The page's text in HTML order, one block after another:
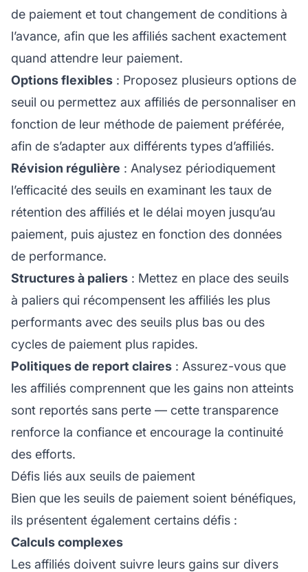
de paiement et tout changement de conditions à
l’avance, afin que les affiliés sachent exactement
quand attendre leur paiement.
Options flexibles : Proposez plusieurs options de
seuil ou permettez aux affiliés de personnaliser en
fonction de leur méthode de paiement préférée,
afin de s’adapter aux différents types d’affiliés.
Révision régulière : Analysez périodiquement
l’efficacité des seuils en examinant les taux de
rétention des affiliés et le délai moyen jusqu’au
paiement, puis ajustez en fonction des données
de performance.
Structures à paliers : Mettez en place des seuils
à paliers qui récompensent les affiliés les plus
performants avec des seuils plus bas ou des
cycles de paiement plus rapides.
Politiques de report claires : Assurez-vous que
les affiliés comprennent que les gains non atteints
sont reportés sans perte — cette transparence
renforce la confiance et encourage la continuité
des efforts.
Défis liés aux seuils de paiement
Bien que les seuils de paiement soient bénéfiques,
ils présentent également certains défis :
Calculs complexes
Les affiliés doivent suivre leurs gains sur divers